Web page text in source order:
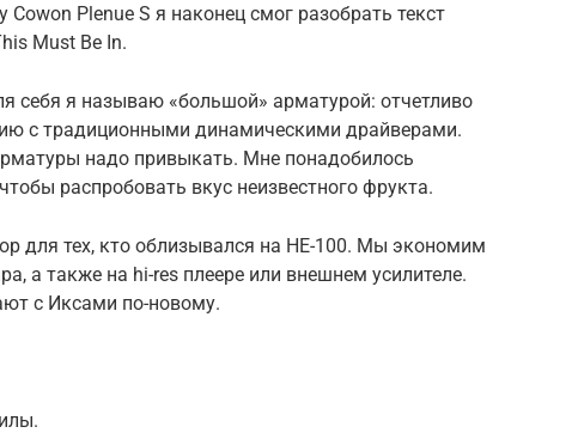
Cowon Plenue S я наконец смог разобрать текст
Must Be In.
себя я называю «большой» арматурой: отчетливо
с традиционными динамическими драйверами.
надо привыкать. Мне понадобилось
распробовать вкус неизвестного фрукта.
для тех, кто облизывался на HE-100. Мы экономим
а также на hi-res плеере или внешнем усилителе.
с Иксами по-новому.